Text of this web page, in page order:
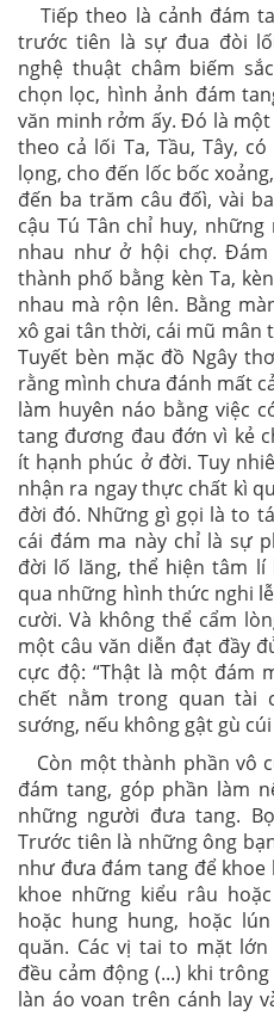
Tiếp theo là cảnh đám
trước tiên là sự đua đòi
nghệ thuật châm biếm
chọn lọc, hình ảnh đám
văn minh rởm ấy. Đó là
theo cả lối Ta, Tầu, Tây,
lọng, cho đến lốc bốc
đến ba trăm câu đốì, vài
cậu Tú Tân chỉ huy,
nhau như ở hội chợ.
thành phố bằng kèn Ta,
nhau mà rộn lên. Bằng
xô gai tân thời, cái mũ mân
Tuyết bèn mặc đồ Ngây
rằng mình chưa đánh mất
làm huyên náo bằng việc
tang đương đau đớn vì kẻ
ít hạnh phúc ở đời. Tuy
nhận ra ngay thực chất kì
đời đó. Những gì gọi là to
cái đám ma này chỉ là sự
đời lố lăng, thể hiện tâm lí
qua những hình thức nghi
cười. Và không thể cẩm
một câu văn diễn đạt đầy
cực độ: “Thật là một đám
chết nằm trong quan tài
sướng, nếu không gật gù cúi
Còn một thành phần vô
đám tang, góp phần làm
những người đưa tang.
Trước tiên là những ông
như đưa đám tang để
khoe những kiểu râu
hoặc hung hung, hoặc
quăn. Các vị tai to mặt
đều cảm động (...) khi
làn áo voan trên cánh lay